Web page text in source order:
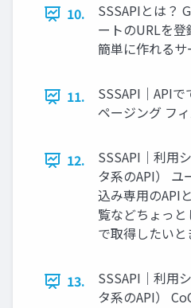
10.
SSSAPIとは？
ートのURLを登
簡単に作れるサ
11.
SSSAPI｜API
ページング フ
12.
SSSAPI｜利用
タ系のAPI） ユ
込み専用のAPI
覧などちょっ
で取得したいと
13.
SSSAPI｜利用
タ系のAPI）